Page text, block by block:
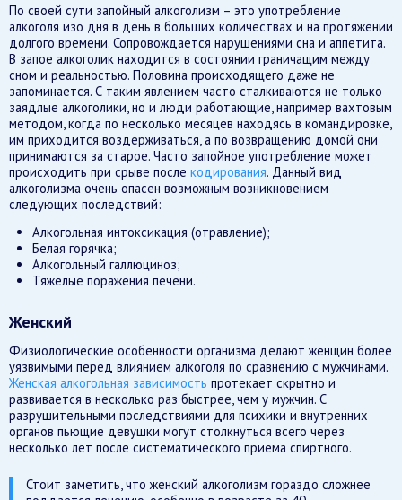
По своей сути запойный алкоголизм – это употребление
алкоголя изо дня в день в больших количествах и на протяжении
долгого времени. Сопровождается нарушениями сна и аппетита.
В запое алкоголик находится в состоянии граничащим между
сном и реальностью. Половина происходящего даже не
запоминается. С таким явлением часто сталкиваются не только
заядлые алкоголики, но и люди работающие, например вахтовым
методом, когда по несколько месяцев находясь в командировке,
им приходится воздерживаться, а по возвращению домой они
принимаются за старое. Часто запойное употребление может
происходить при срыве после кодирования. Данный вид
алкоголизма очень опасен возможным возникновением
следующих последствий:
Алкогольная интоксикация (отравление);
Белая горячка;
Алкогольный галлюциноз;
Тяжелые поражения печени.
Женский
Физиологические особенности организма делают женщин более
уязвимыми перед влиянием алкоголя по сравнению с мужчинами.
Женская алкогольная зависимость протекает скрытно и
развивается в несколько раз быстрее, чем у мужчин. С
разрушительными последствиями для психики и внутренних
органов пьющие девушки могут столкнуться всего через
несколько лет после систематического приема спиртного.
Стоит заметить, что женский алкоголизм гораздо сложнее